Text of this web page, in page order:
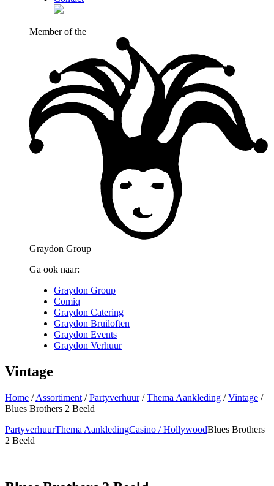
Member of the
Graydon Group
Ga ook naar:
Graydon Group
Comiq
Graydon Catering
Graydon Bruiloften
Graydon Events
Graydon Verhuur
Vintage
Home /Assortiment /Partyverhuur/Thema Aankleding /Vintage /
Blues Brothers 2 Beeld
PartyverhuurThema AankledingCasino / HollywoodBlues Brothers
2 Beeld